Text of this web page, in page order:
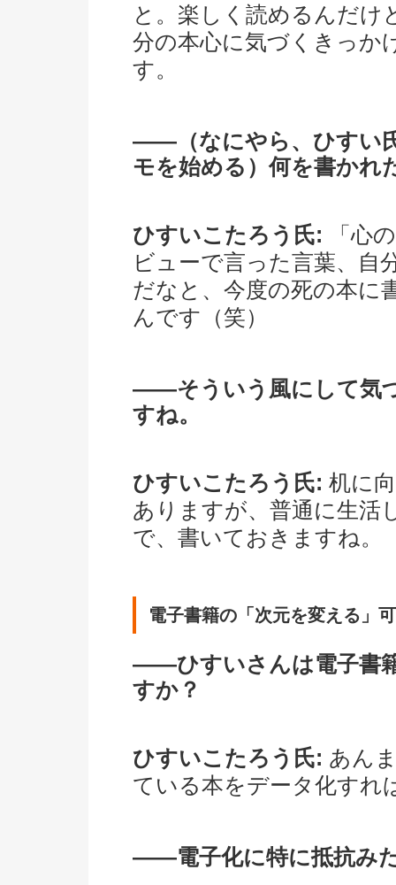
と。楽しく読めるんだけ
分の本心に気づくきっか
す。
――（なにやら、ひすい
モを始める）何を書かれ
ひすいこたろう氏: 「心
ビューで言った言葉、自
だなと、今度の死の本に
んです（笑）
――そういう風にして気
すね。
ひすいこたろう氏: 机に
ありますが、普通に生活
で、書いておきますね。
電子書籍の「次元を変える」
――ひすいさんは電子書
すか？
ひすいこたろう氏: あん
ている本をデータ化すれ
――電子化に特に抵抗み